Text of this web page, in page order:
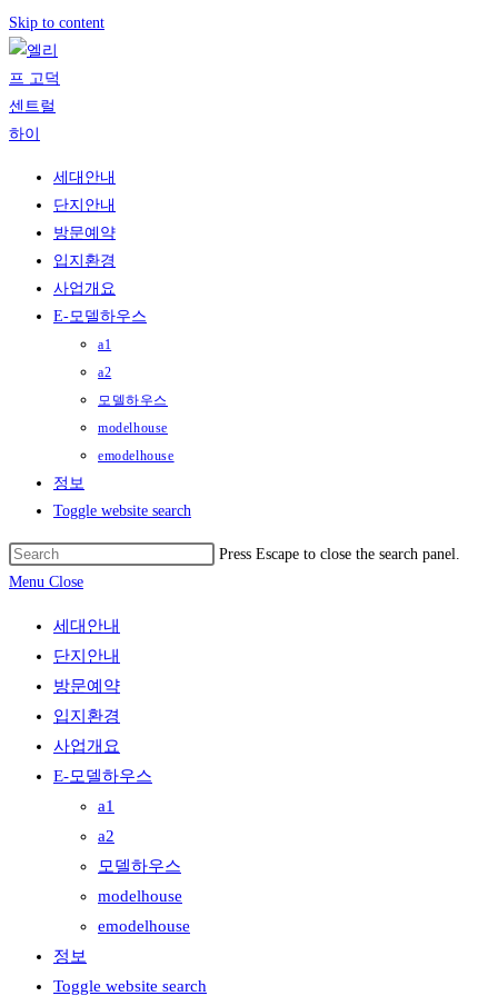
Skip to content
세대안내
단지안내
방문예약
입지환경
사업개요
E-모델하우스
a1
a2
모델하우스
modelhouse
emodelhouse
정보
Toggle website search
Press Escape to close the search panel.
Menu Close
세대안내
단지안내
방문예약
입지환경
사업개요
E-모델하우스
a1
a2
모델하우스
modelhouse
emodelhouse
정보
Toggle website search